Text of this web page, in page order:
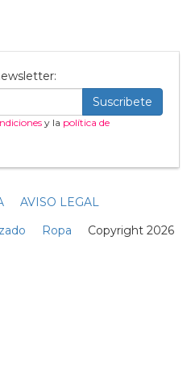
Suscribete
y la política de
AVISO LEGAL
Ropa Copyright 2026